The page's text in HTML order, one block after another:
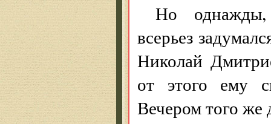
Но однажды,
всерьез
Николай
от этого ему
Вечером того же